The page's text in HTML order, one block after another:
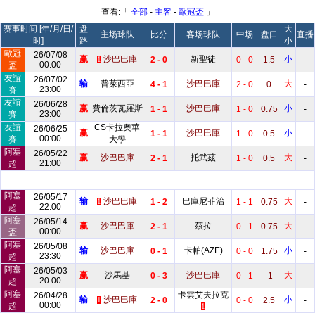
查看:「 全部- 主客- 歐冠盃 」
赛事时间 [年/月/日/
时]
盘
路
主场球队 比分 客场球队 中场 盘口
大
小
直播
歐冠
盃
26/07/08
00:00
赢 1 沙巴巴庫 2 - 0 新聖徒 0 - 0 1.5 小
-
友誼
賽
26/07/02
23:00
输 普萊西亞 4 - 1 沙巴巴庫 2 - 0 0 大
-
友誼
賽
26/06/28
23:00
赢 費倫茨瓦羅斯 1 - 1 沙巴巴庫 1 - 0 0.75 小
-
友誼
賽
26/06/25
00:00
赢
CS卡拉奧華
大學
1 - 1 沙巴巴庫 1 - 0 0.5 小
-
阿塞
超
26/05/22
21:00
赢 沙巴巴庫 2 - 1 托武茲 1 - 0 0.5 大 -
阿塞
超
26/05/17
22:00
输 1 沙巴巴庫 1 - 2 巴庫尼菲治 1 - 1 0.75 大
-
阿塞
盃
26/05/14
00:00
赢 沙巴巴庫 2 - 1 茲拉 0 - 1 0.75 大
-
阿塞
超
26/05/08
23:30
输 沙巴巴庫 0 - 1 卡帕(AZE) 0 - 0 1.75 小
-
阿塞
超
26/05/03
20:00
赢 沙馬基 0 - 3 沙巴巴庫 0 - 1 -1 大
-
阿塞
超
26/04/28
00:00
输 1 沙巴巴庫 2 - 0
卡雲艾夫拉克
1
0 - 0 2.5 小 -